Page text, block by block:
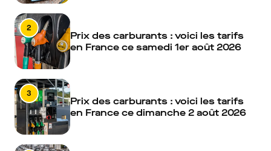
2
Prix des carburants : voici les tarifs
en France ce samedi 1er août 2026
3
Prix des carburants : voici les tarifs
en France ce dimanche 2 août 2026